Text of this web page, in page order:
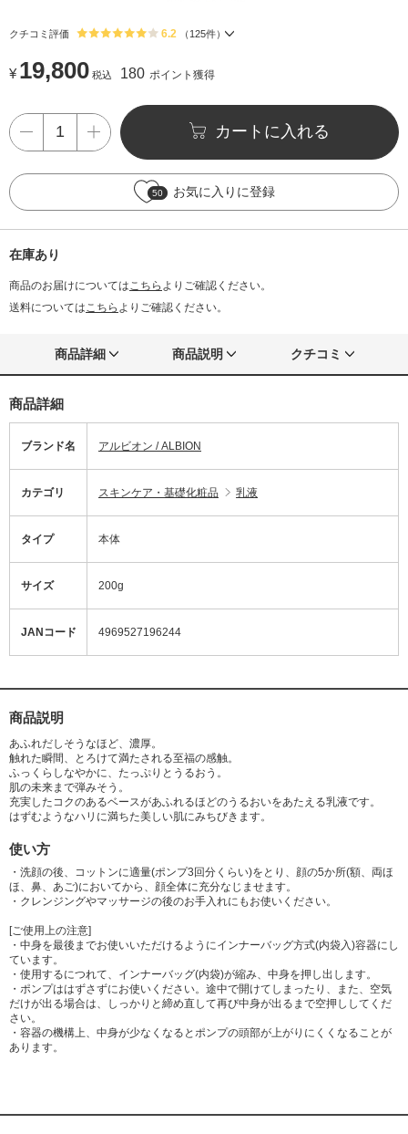
クチコミ評価 6.2 （ 125件）
¥ 19,800 税込 180 ポイント獲得
カートに入れる
50 お気に入りに登録
在庫あり
商品のお届けについては こちら よりご確認ください。
送料については こちら よりご確認ください。
商品詳細 商品説明 クチコミ
商品詳細
ブランド名 アルビオン / ALBION
カテゴリ スキンケア・基礎化粧品 乳液
タイプ 本体
サイズ 200g
JANコード 4969527196244
商品説明
あふれだしそうなほど、濃厚。
触れた瞬間、とろけて満たされる至福の感触。
ふっくらしなやかに、たっぷりとうるおう。
肌の未来まで弾みそう。
充実したコクのあるベースがあふれるほどのうるおいをあたえる乳液です。
はずむようなハリに満ちた美しい肌にみちびきます。
使い方
・洗顔の後、コットンに適量(ポンプ3回分くらい)をとり、顔の5か所(額、両ほ
ほ、鼻、あご)においてから、顔全体に充分なじませます。
・クレンジングやマッサージの後のお手入れにもお使いください。
[ご使用上の注意]
・中身を最後までお使いいただけるようにインナーバッグ方式(内袋入)容器にし
ています。
・使用するにつれて、インナーバッグ(内袋)が縮み、中身を押し出します。
・ポンプははずさずにお使いください。途中で開けてしまったり、また、空気
だけが出る場合は、しっかりと締め直して再び中身が出るまで空押ししてくだ
さい。
・容器の機構上、中身が少なくなるとポンプの頭部が上がりにくくなることが
あります。